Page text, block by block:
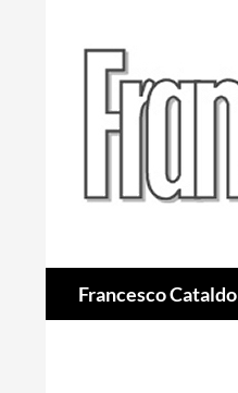
Francesco Cataldo